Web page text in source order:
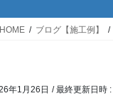
HOME ブログ【施工例】
年1月26日 / 最終更新日時 :